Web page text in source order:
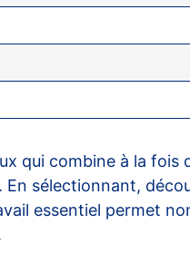
qui combine à la fois
sélectionnant,
essentiel permet